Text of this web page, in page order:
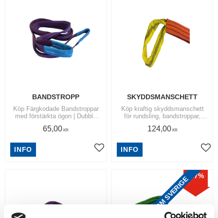
BANDSTROPP
Köp Färgkodade Bandstroppar
med förstärkta ögon | Dubbla
polyesterband för bästa kvalitet.
65,00 KR
Lägg till i favoriter
INFO
SKYDDSMANSCHETT
Köp kraftig skyddsmanschett
för rundsling, bandstroppar,
Tillverkad av kraftig
124,00KR
INFO
17%